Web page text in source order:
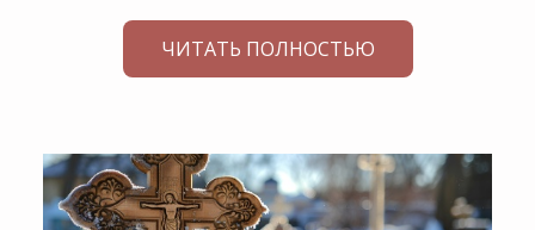
ЧИТАТЬ ПОЛНОСТЬЮ